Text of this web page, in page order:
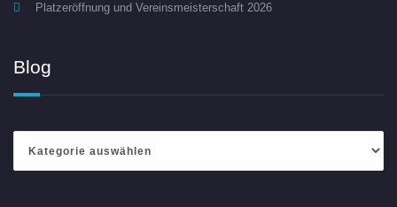
Platzeröffnung und Vereinsmeisterschaft 2026
Blog